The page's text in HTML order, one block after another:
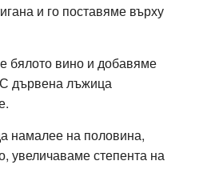
и го поставяме върху
бялото вино и добавяме
дървена лъжица
намалее на половина,
увеличаваме степента на